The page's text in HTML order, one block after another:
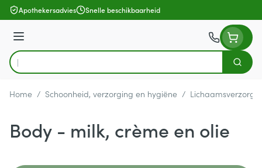
Ga naar de inhoud
Apothekersadvies Snelle beschikbaarheid
Menu
Product, merk, categorie...
Zoek
Home / Schoonheid, verzorging en hygiëne /
Body - milk, crème en olie